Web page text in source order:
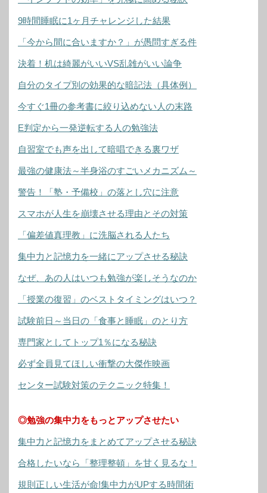
9時間睡眠に1ヶ月チャレンジした結果
「今から間に合いますか？」が愚問すぎる件
決着！机は綺麗がいいVS乱雑がいい論争
自分のタイプ別の効果的な暗記法（具体例）
今すぐ1冊の参考書に絞り込めない人の末路
E判定から一発逆転する人の勉強法
自習室でも声を出して暗唱できる裏ワザ
最強の健康法～半身浴のすごいメカニズム～
警告！「塾・予備校」の落とし穴に注意
スマホが人生を崩壊させる理由とその対策
「偏差値真理教」に洗脳される人たち
集中力と記憶力を一緒にアップさせる秘訣
なぜ、あの人はいつも勉強が楽しそうなのか
「授業の復習」のベストタイミングはいつ？
試験前日～当日の「食事と睡眠」のとり方
専門家としてトップ1％になる秘訣
必ず全員見てほしい衝撃の大傑作映画
センター試験対策のテクニック特集！
◎勉強の集中力をもっとアップさせたい
集中力と記憶力をまとめてアップさせる秘訣
合格したいなら「整理整頓」を甘く見るな！
規則正しい生活が命!集中力がUPする時間術